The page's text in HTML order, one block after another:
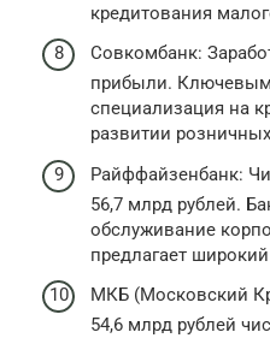
кредитования
Совкомбанк:
прибыли. Ключевым
специализация на
развитии
Райффайзенбанк:
56,7 млрд рублей.
обслуживание
предлагает
МКБ (Московский
54,6 млрд рублей